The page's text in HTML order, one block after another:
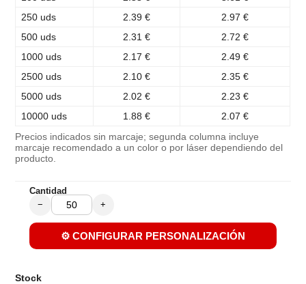
250 uds
2.39 €
2.97 €
500 uds
2.31 €
2.72 €
1000 uds
2.17 €
2.49 €
2500 uds
2.10 €
2.35 €
5000 uds
2.02 €
2.23 €
10000 uds
1.88 € 2.07 €
Precios indicados sin marcaje; segunda columna incluye
marcaje recomendado a un color o por láser dependiendo del
producto.
Cantidad
− +
⚙️ CONFIGURAR PERSONALIZACIÓN
Stock